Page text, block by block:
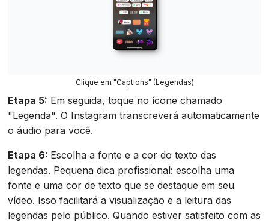
Clique em "Captions" (Legendas)
Etapa 5: Em seguida, toque no ícone chamado
"Legenda". O Instagram transcreverá automaticamente
o áudio para você.
Etapa 6: Escolha a fonte e a cor do texto das
legendas. Pequena dica profissional: escolha uma
fonte e uma cor de texto que se destaque em seu
vídeo. Isso facilitará a visualização e a leitura das
legendas pelo público. Quando estiver satisfeito com as